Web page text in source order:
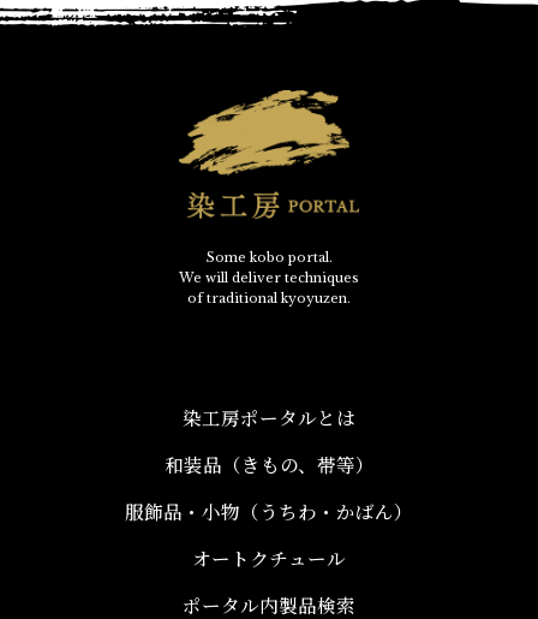
Some kobo portal.
We will deliver techniques
of traditional kyoyuzen.
染工房ポータルとは
和装品（きもの、帯等）​
服飾品・小物​（うちわ・かばん）
オートクチュール
ポータル内製品検索